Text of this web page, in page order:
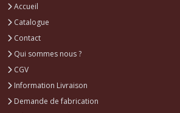
Accueil
Catalogue
Contact
Qui sommes nous ?
CGV
Information Livraison
Demande de fabrication